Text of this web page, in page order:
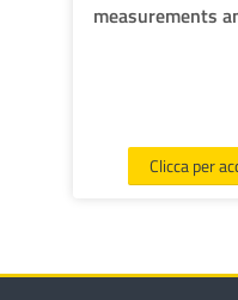
measurements
Clicca per